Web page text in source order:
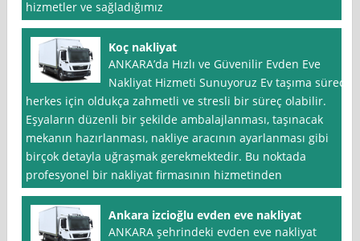
hizmetler ve sağladığımız
Koç nakliyat
ANKARA’da Hızlı ve Güvenilir Evden Eve
Nakliyat Hizmeti Sunuyoruz Ev taşıma süreci
herkes için oldukça zahmetli ve stresli bir süreç olabilir.
Eşyaların düzenli bir şekilde ambalajlanması, taşınacak
mekanın hazırlanması, nakliye aracının ayarlanması gibi
birçok detayla uğraşmak gerekmektedir. Bu noktada
profesyonel bir nakliyat firmasının hizmetinden
Ankara izcioğlu evden eve nakliyat
ANKARA şehrindeki evden eve nakliyat